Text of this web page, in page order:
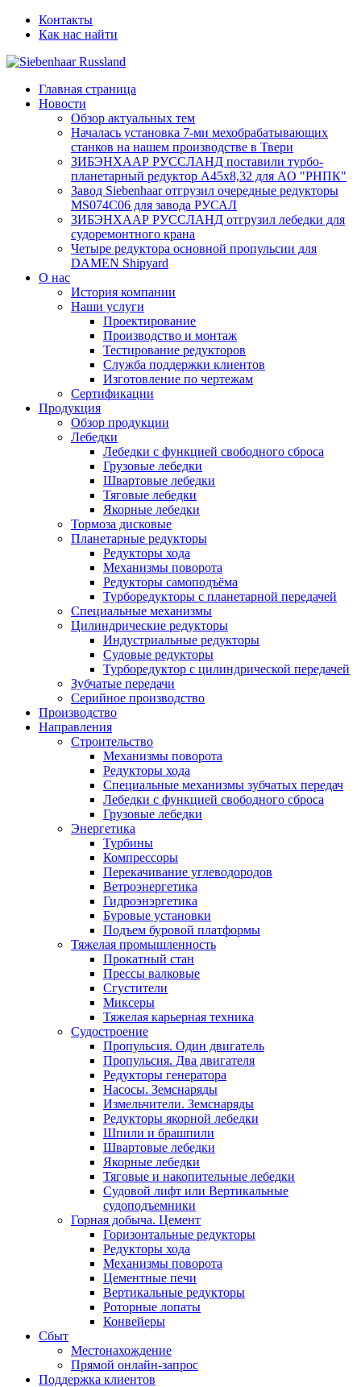
Контакты
Как нас найти
Главная страница
Новости
Обзор актуальных тем
Началась установка 7-ми мехобрабатывающих
станков на нашем производстве в Твери
ЗИБЭНХААР РУССЛАНД поставили турбо-
планетарный редуктор A45х8,32 для AО "РНПК"
Завод Siebenhaar отгрузил очередные редукторы
MS074С06 для завода РУСАЛ
ЗИБЭНХААР РУССЛАНД отгрузил лебедки для
судоремонтного крана
Четыре редуктора основной пропульсии для
DAMEN Shipyard
О нас
История компании
Наши услуги
Проектирование
Производство и монтаж
Тестирование редукторов
Служба поддержки клиентов
Изготовление по чертежам
Сертификации
Продукция
Обзор продукции
Лебедки
Лебедки с функцией свободного сброса
Грузовые лебедки
Швартовые лебедки
Тяговые лебедки
Якорные лебедки
Тормоза дисковые
Планетарные редукторы
Редукторы хода
Механизмы поворота
Редукторы самоподъёма
Турборедукторы с планетарной передачей
Специальные механизмы
Цилиндрические редукторы
Индустриальные редукторы
Судовые редукторы
Турборедуктор с цилиндрической передачей
Зубчатые передачи
Серийное производство
Производство
Направления
Строительство
Механизмы поворота
Редукторы хода
Специальные механизмы зубчатых передач
Лебедки с функцией свободного сброса
Грузовые лебедки
Энергетика
Турбины
Компрессоры
Перекачивание углеводородов
Ветроэнергетика
Гидроэнэргетика
Буровые установки
Подъем буровой платформы
Тяжелая промышленность
Прокатный стан
Прессы валковые
Сгустители
Миксеры
Тяжелая карьерная техника
Судостроение
Пропульсия. Один двигатель
Пропульсия. Два двигателя
Редукторы генератора
Насосы. Земснаряды
Измельчители. Земснаряды
Редукторы якорной лебедки
Шпили и брашпили
Швартовые лебедки
Якорные лебедки
Тяговые и накопительные лебедки
Судовой лифт или Вертикальные
судоподъемники
Горная добыча. Цемент
Горизонтальные редукторы
Редукторы хода
Механизмы поворота
Цементные печи
Вертикальные редукторы
Роторные лопаты
Конвейеры
Сбыт
Местонахождение
Прямой онлайн-запрос
Поддержка клиентов